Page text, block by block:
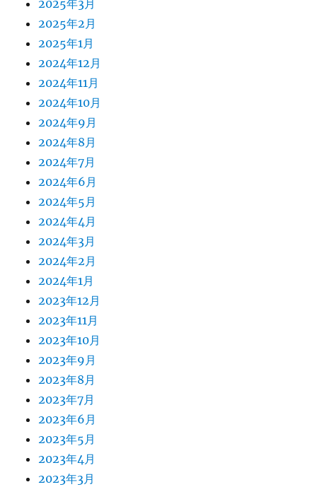
2025年3月
2025年2月
2025年1月
2024年12月
2024年11月
2024年10月
2024年9月
2024年8月
2024年7月
2024年6月
2024年5月
2024年4月
2024年3月
2024年2月
2024年1月
2023年12月
2023年11月
2023年10月
2023年9月
2023年8月
2023年7月
2023年6月
2023年5月
2023年4月
2023年3月